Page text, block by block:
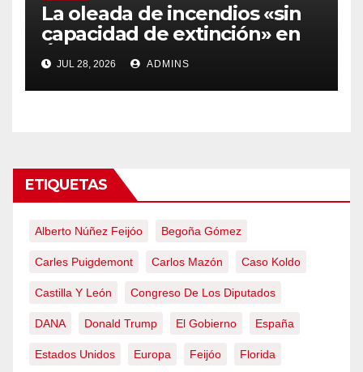
La oleada de incendios «sin
capacidad de extinción» en
Ávila y al oeste de Madrid
obliga a declarar la
emergencia nacional
JUL 28, 2026 ADMINS
ETIQUETAS
Alberto Núñez Feijóo Begoña Gómez
Carles Puigdemont Carlos Mazón Caso Koldo
Castilla Y León Congreso De Los Diputados
DANA Donald Trump El Gobierno España
Estados Unidos Europa Feijóo Florida